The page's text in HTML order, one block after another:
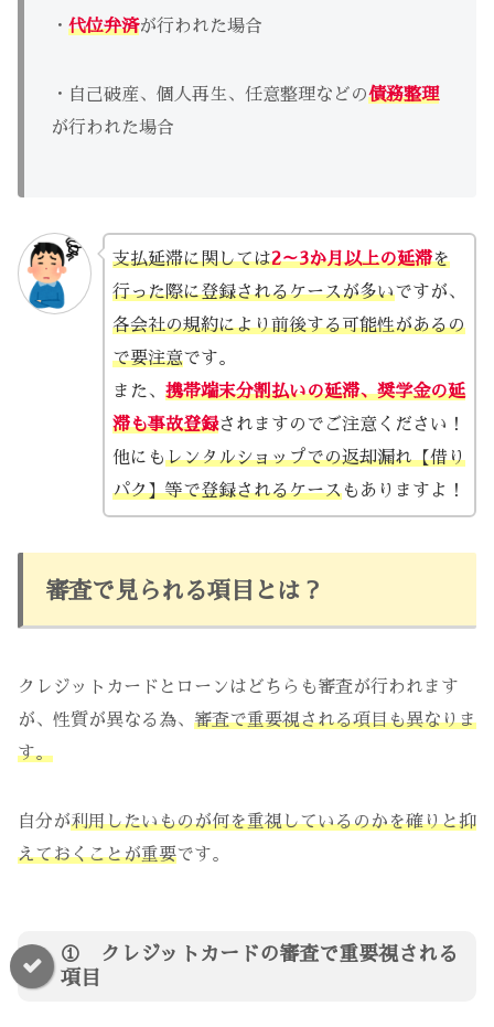
・ 代位弁済が行われた場合
・自己破産、個人再生、任意整理などの債務整理
が行われた場合
支払延滞に関しては2～3か月以上の延滞を
行った際に登録されるケースが多いですが、
各会社の規約により前後する可能性があるの
で要注意です。
また、 携帯端末分割払いの延滞、奨学金の延
滞も事故登録されますのでご注意ください！
他にもレンタルショップでの返却漏れ【借り
パク】等で登録されるケースもありますよ！
審査で見られる項目とは？
クレジットカードとローンはどちらも審査が行われます
が、性質が異なる為、 審査で重要視される項目も異なりま
す。
自分が利用したいものが何を重視しているのかを確りと抑
えておくことが重要です。
① クレジットカードの審査で重要視される
項目